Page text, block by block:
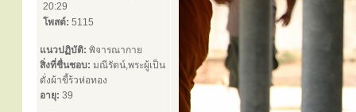
20:29
โพสต์: 5115
แนวปฏิบัติ: พิจารณากาย
สิ่งที่ชื่นชอบ: มณีรัตน์,พระผู้เป็น
ดั่งผ้าขี้ร้วห่อทอง
อายุ: 39